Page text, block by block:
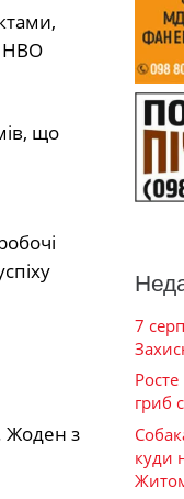
що
Жоден з
7
гриб
куди